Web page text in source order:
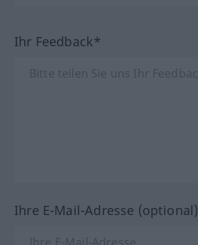
Ihr Feedback*
Ihre E-Mail-Adresse (optional)